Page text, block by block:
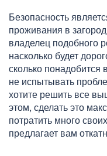
Безопасность
проживания в
владелец подобного
насколько будет
сколько понадобится
не испытывать
хотите решить все
этом, сделать это
потратить много
предлагает вам